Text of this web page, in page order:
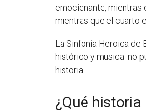
emocionante, mientras
mientras que el cuarto
La Sinfonía Heroica de
histórico y musical no
historia.
¿Qué